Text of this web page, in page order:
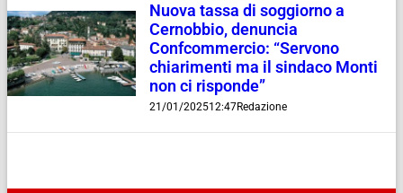
Nuova tassa di soggiorno a
Cernobbio, denuncia
Confcommercio: “Servono
chiarimenti ma il sindaco Monti
non ci risponde”
21/01/202512:47Redazione